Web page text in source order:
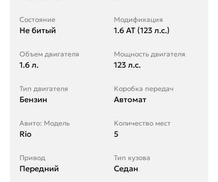
Состояние
Не битый
Модификация
1.6 AT (123 л.с.)
Объем двигателя
1.6 л.
Мощность двигателя
123 л.с.
Тип двигателя
Бензин
Коробка передач
Автомат
Авито: Модель
Rio
Количество мест
5
Привод
Передний
Тип кузова
Седан